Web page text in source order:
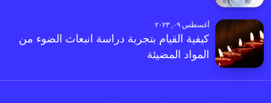
أغسطس ٠٩, ٢٠٢٣
كيفية القيام بتجربة دراسة انبعاث الضوء من
المواد المضيئة